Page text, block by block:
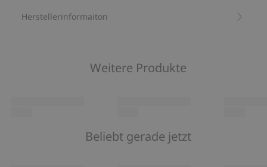
Herstellerinformaiton
Weitere Produkte
Beliebt gerade jetzt